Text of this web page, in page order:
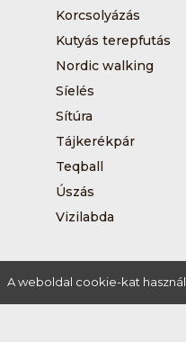
Korcsolyázás
Kutyás terepfutás
Nordic walking
Síelés
Sítúra
Tájkerékpár
Teqball
Úszás
Vizilabda
A weboldal cookie-kat használ.